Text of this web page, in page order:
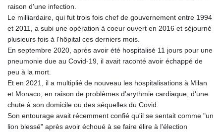
raison d'une infection.
Le milliardaire, qui fut trois fois chef de gouvernement entre 1994
et 2011, a subi une opération à coeur ouvert en 2016 et séjourné
plusieurs fois à l'hôpital ces derniers mois.
En septembre 2020, après avoir été hospitalisé 11 jours pour une
pneumonie due au Covid-19, il avait raconté avoir échappé de
peu à la mort.
Et en 2021, il a multiplié de nouveau les hospitalisations à Milan
et Monaco, en raison de problèmes d'arythmie cardiaque, d'une
chute à son domicile ou des séquelles du Covid.
Son entourage avait récemment confié qu'il se sentait comme "un
lion blessé" après avoir échoué à se faire élire à l'élection